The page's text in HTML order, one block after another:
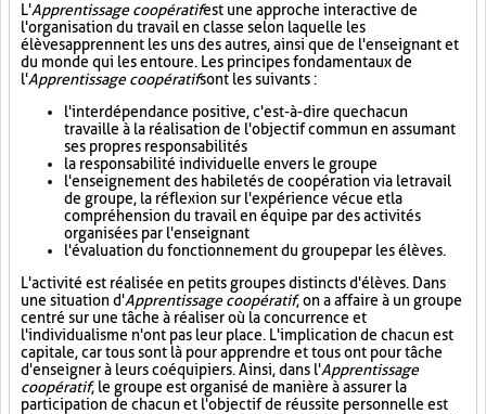
L'Apprentissage coopératifest une approche interactive de
l'organisation du travail en classe selon laquelle les
élèves apprennent les uns des autres, ainsi que de l'enseignant et
du monde qui les entoure. Les principes fondamentaux de
l'Apprentissage coopératifsont les suivants :
l'interdépendance positive, c'est-à-dire que chacun
travaille à la réalisation de l'objectif commun en assumant
ses propres responsabilités
la responsabilité individuelle envers le groupe
l'enseignement des habiletés de coopération via le travail
de groupe, la réflexion sur l'expérience vécue et la
compréhension du travail en équipe par des activités
organisées par l'enseignant
l'évaluation du fonctionnement du groupe par les élèves.
L'activité est réalisée en petits groupes distincts d'élèves. Dans
une situation d'Apprentissage coopératif, on a affaire à un groupe
centré sur une tâche à réaliser où la concurrence et
l'individualisme n'ont pas leur place. L'implication de chacun est
capitale, car tous sont là pour apprendre et tous ont pour tâche
d'enseigner à leurs coéquipiers. Ainsi, dans l'Apprentissage
coopératif, le groupe est organisé de manière à assurer la
participation de chacun et l'objectif de réussite personnelle est